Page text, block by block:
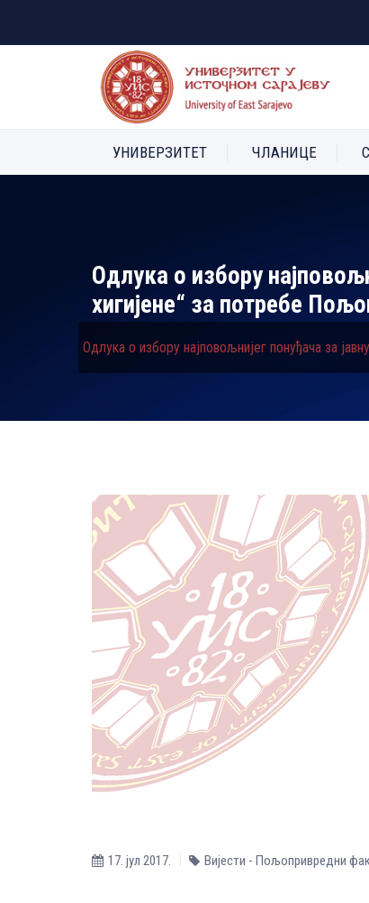
УНИВЕРЗИТЕТ ЧЛАНИЦЕ
Одлука о избору
хигијене“ за потребе
Одлука о избору најповољнијег понуђача за
17. јул 2017. Вијести - Пољопривредни